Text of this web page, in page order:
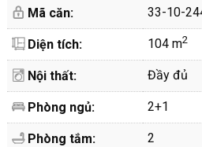
Mã căn: 33-10-
Diện tích: 104 m2
Nội thất: Đầy đủ
Phòng ngủ: 2+1
Phòng tắm: 2